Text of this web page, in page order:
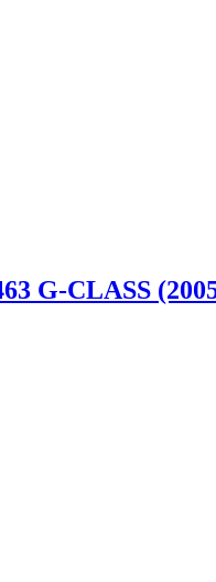
G-CLASS